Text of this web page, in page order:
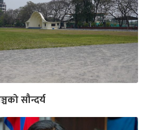
सौन्दर्य